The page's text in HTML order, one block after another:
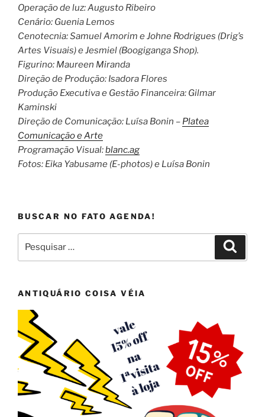
Operação de luz: Augusto Ribeiro
Cenário: Guenia Lemos
Cenotecnia: Samuel Amorim e Johne Rodrigues (Drig’s
Artes Visuais) e Jesmiel (Boogiganga Shop).
Figurino: Maureen Miranda
Direção de Produção: Isadora Flores
Produção Executiva e Gestão Financeira: Gilmar
Kaminski
Direção de Comunicação: Luísa Bonin – Platea
Comunicação e Arte
Programação Visual:blanc.ag
Fotos: Eika Yabusame (E-photos) e Luísa Bonin
BUSCAR NO FATO AGENDA!
por:
ANTIQUÁRIO COISA VÉIA